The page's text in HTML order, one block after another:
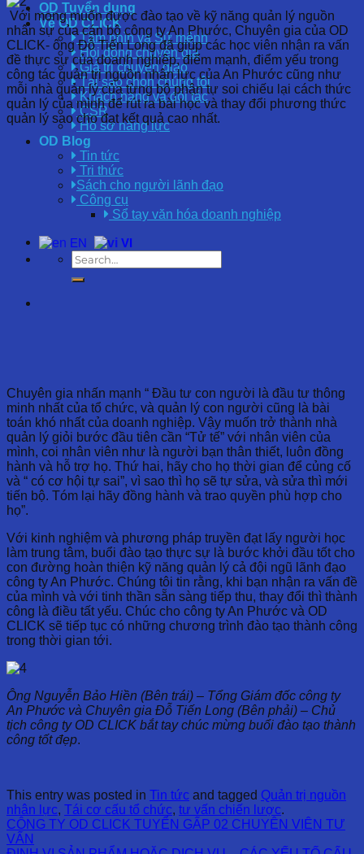
OD Tuyển dụng
Về OD CLICK
Tầm nhìn và Sứ mệnh
Hội đồng chuyên gia
Giá trị chuyển giao
Tại sao chọn chúng tôi
Khách hàng và đối tác
CSR
Hồ sơ năng lực
OD Blog
Tin tức
Tri thức
Sách cho người lãnh đạo
Công cụ
Sổ tay văn hóa doanh nghiệp
EN VI
Với mong muốn được đào tạo về kỹ năng quản lý nguồn
nhân sự của cán bộ công ty An Phước, Chuyên gia của OD
CLICK- ông Đỗ Tiến Long đã giúp các học viên nhận ra vấn
đề thực sự của doanh nghiệp, điểm mạnh, điểm yếu trong
công tác quản trị nguồn nhân lực của An Phước cũng như
mỗi nhà quản lý của từng bộ phận tự soi chiếu lại cách thức
quản lý của mình để rút ra bài học và thay đổi phương thức
quản lý sao cho đạt kết quả cao nhất.
Chuyên gia nhấn mạnh “ Đầu tư con người là đầu tư thông
minh nhất của tổ chức, và quản lý con người cũng là bài
toán khó nhất của doanh nghiệp. Vậy muốn trở thành nhà
quản lý giỏi bước đầu tiên cần “Tử tế” với nhân viên của
mình, coi nhân viên như là người bạn thân thiết, luôn đồng
hành và hỗ trợ họ. Thứ hai, hãy cho họ thời gian để củng cố
và “ có cơ hội tự sai”, vì sao thì họ sẽ tự sửa, và sửa thì mới
tiến bộ. Tóm lại hãy đồng hành và trao quyền phù hợp cho
họ”.
Với kinh nghiệm và phương pháp truyền đạt lấy người học
làm trung tâm, buổi đào tạo thực sự là bước khởi đầu tốt cho
con đường hoàn thiện kỹ năng quản lý cả đội ngũ lãnh đạo
công ty An Phước. Chúng tôi tin rằng, khi bạn nhận ra vấn đề
của mình và với tinh thần sẵn sàng tiếp thu, thay đổi thì thành
công là điều tất yếu. Chúc cho công ty An Phước và OD
CLICK sẽ tiếp tục có những chương trình đào tạo thành công
trong thời gian tới.
Ông Nguyễn Bảo Hiền (Bên trái) – Tổng Giám đốc công ty
An Phước và Chuyên gia Đỗ Tiến Long (Bên phải) – Chủ
tịch công ty OD CLICK bắt tay chúc mừng buổi đào tạo thành
công tốt đẹp.
This entry was posted in Tin tức and tagged Quản trị nguồn
nhân lực, Tái cơ cấu tổ chức, tư vấn chiến lược.
CÔNG TY OD CLICK TUYỂN GẤP 02 CHUYÊN VIÊN TƯ
VẤN